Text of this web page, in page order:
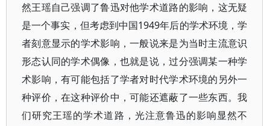
然王瑶自己强调了鲁迅对他学术道路的影响，这无疑
是一个事实，但考虑到中国1949年后的学术环境，学
者刻意显示的学术影响，一般说来是为当时主流意识
形态认同的学术偶像，也就是说，过分强调某一种学
术影响，有可能包括了学者对时代学术环境的另外一
种评价，在这种评价中，可能还遮蔽了一些东西。我
们研究王瑶的学术道路，光注意鲁迅的影响显然不